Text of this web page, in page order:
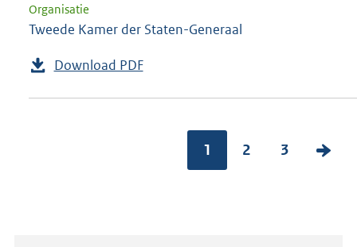
Organisatie
Tweede Kamer der Staten-Generaal
Download PDF
1 2 3
V